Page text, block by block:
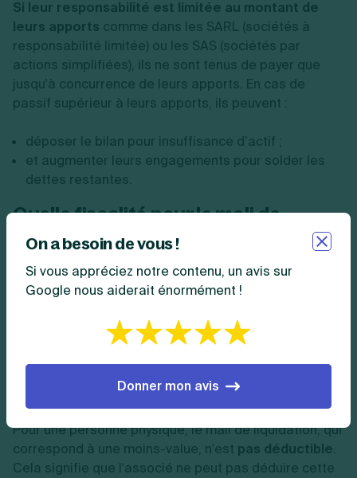
Si leur responsabilité est limitée au montant de
leurs apports comme dans les SARL (sociétés à
responsabilité limitée) ou les SAS (sociétés par
actions simplifiées), ils ne sont tenus de payer que
jusqu'à concurrence de leurs apports. En cas de
passif supérieur à leurs apports, ils peuvent :
déposer le bilan pour insuffisance d’actif ;
et augmenter leurs engagements pour solder les
dettes restantes.
Quelle fiscalité pour le mali de
liquidation ?
La fiscalité du mali de liquidation dépend de :
la nature de l'associé (personne physique ou
Fiscalité pour une personne physique
Pour une personne physique, le mali de liquidation, qui
correspond à une moins-value, n'est pas déductible.
Cela signifie que l'associé ne peut pas déduire cette
On a besoin de vous !
Si vous appréciez notre contenu, un avis sur
Google nous aiderait énormément !
Donner mon avis